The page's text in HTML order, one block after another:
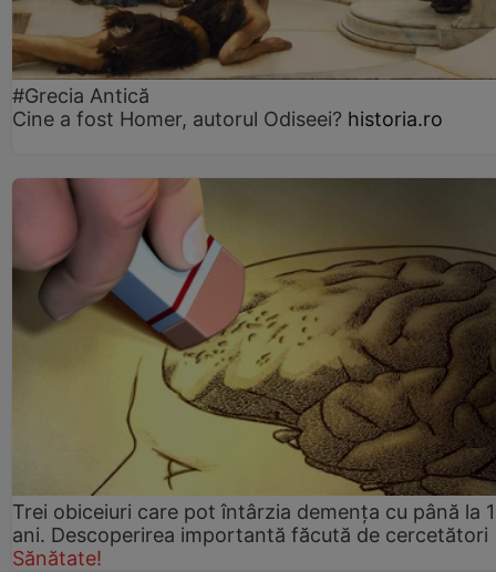
#Grecia Antică
Cine a fost Homer, autorul Odiseei? historia.ro
Trei obiceiuri care pot întârzia demența cu până la
ani. Descoperirea importantă făcută de cercetători
Sănătate!